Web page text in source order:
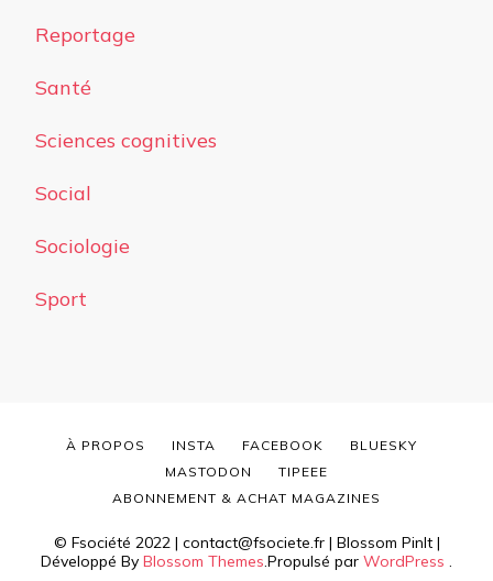
Reportage
Santé
Sciences cognitives
Social
Sociologie
Sport
© Fsociété 2022 | contact@fsociete.fr | Blossom PinIt |
Développé By Blossom Themes.Propulsé par WordPress .
À PROPOS INSTA FACEBOOK
BLUESKY
MASTODON
TIPEEE
ABONNEMENT & ACHAT MAGAZINES